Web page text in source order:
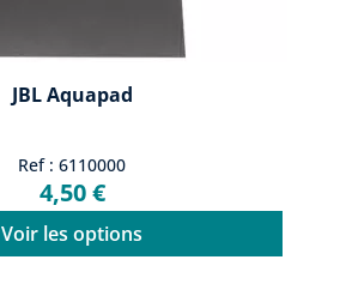
JBL Aquapad
Ref : 6110000
4,50 €
Voir les options